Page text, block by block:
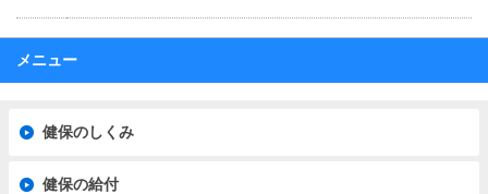
メニュー
健保のしくみ
健保の給付